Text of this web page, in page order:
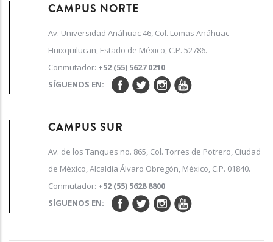
CAMPUS NORTE
Av. Universidad Anáhuac 46, Col. Lomas Anáhuac
Huixquilucan, Estado de México, C.P. 52786.
Conmutador: +52 (55) 5627 0210
SÍGUENOS EN:
CAMPUS SUR
Av. de los Tanques no. 865, Col. Torres de Potrero, Ciudad
de México, Alcaldía Álvaro Obregón, México, C.P. 01840.
Conmutador: +52 (55) 5628 8800
SÍGUENOS EN: